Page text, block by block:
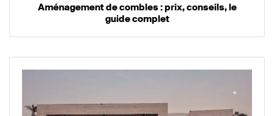
Aménagement de combles : prix, conseils, le
guide complet